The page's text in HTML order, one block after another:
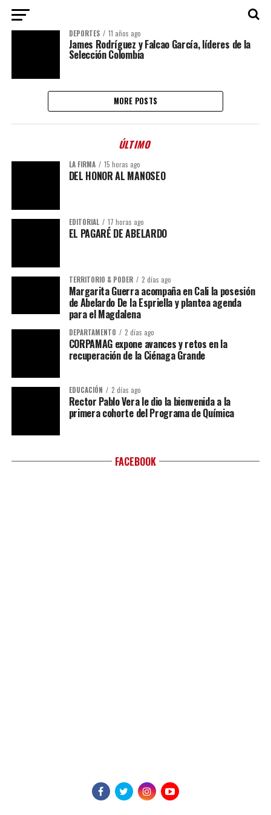
DEPORTES 11 años ago
James Rodríguez y Falcao García, líderes de la
Selección Colombia
MORE POSTS
ÚLTIMO
LA FIRMA 15 horas ago
DEL HONOR AL MANOSEO
EDITORIAL 17 horas ago
EL PAGARÉ DE ABELARDO
TERRITORIO & PODER 2 días ago
Margarita Guerra acompaña en Cali la posesión
de Abelardo De la Espriella y plantea agenda
para el Magdalena
DEPARTAMENTO 2 días ago
CORPAMAG expone avances y retos en la
recuperación de la Ciénaga Grande
EDUCACIÓN 2 días ago
Rector Pablo Vera le dio la bienvenida a la
primera cohorte del Programa de Química
FACEBOOK